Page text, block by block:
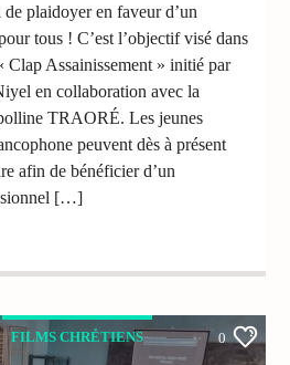
plaidoyer en faveur d’un
tous ! C’est l’objectif visé dans
Clap Assainissement » initié par
en collaboration avec la
TRAORÉ. Les jeunes
peuvent dès à présent
afin de bénéficier d’un
[…]
FILMS CHRÉTIENS 0